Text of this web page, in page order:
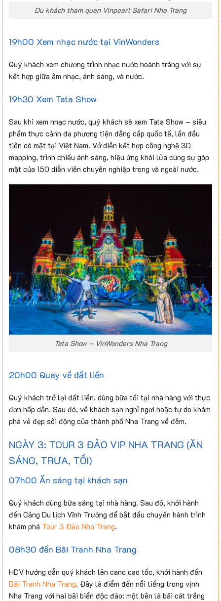
Du khách tham quan Vinpearl Safari Nha Trang
19h00 Xem nhạc nước tại VinWonders
Quý khách xem chương trình nhạc nước hoành tráng với sự
kết hợp giữa âm nhạc, ánh sáng, và nước.
19h30 Xem Tata Show
Sau khi xem nhạc nước, quý khách sẽ xem Tata Show – siêu
phẩm thực cảnh đa phương tiện đẳng cấp quốc tế, lần đầu
tiên có mặt tại Việt Nam. Vở diễn kết hợp công nghệ 3D
mapping, trình chiếu ánh sáng, hiệu ứng khói lửa cùng sự góp
mặt của 150 diễn viên chuyên nghiệp trong và ngoài nước.
Tata Show – VinWonders Nha Trang
20h00 Quay về đất liền
Quý khách trở lại đất liền, dùng bữa tối tại nhà hàng với thực
đơn hấp dẫn. Sau đó, về khách sạn nghỉ ngơi hoặc tự do khám
phá vẻ đẹp sôi động của thành phố Nha Trang về đêm.
NGÀY 3: TOUR 3 ĐẢO VIP NHA TRANG (ĂN
SÁNG, TRƯA, TỐI)
07h00 Ăn sáng tại khách sạn
Quý khách dùng bữa sáng tại nhà hàng. Sau đó, khởi hành
đến Cảng Du lịch Vĩnh Trường để bắt đầu chuyến hành trình
khám phá Tour 3 Đảo Nha Trang.
08h30 đến Bãi Tranh Nha Trang
HDV hướng dẫn quý khách lên cano cao tốc, khởi hành đến
Bãi Tranh Nha Trang. Đây là điểm đến nổi tiếng trong vịnh
Nha Trang với hai bãi biển độc đáo: một bên là bãi cát trắng